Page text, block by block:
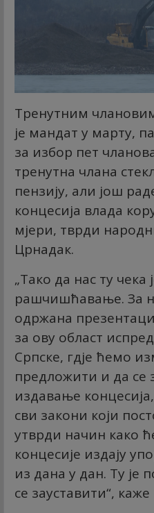
Тренутним
је мандат у марту,
за избор пет
тренутна члана
пензију, али још
концесија влада
мјери, тврди
Црнадак.
„Тако да нас ту
рашчишћавање. За
одржана
за ову област
Српске, гдје ћемо
предложити и да се
издавање
сви закони који
утврди начин како
концесије издају
из дана у дан. Ту је
се зауставити“,